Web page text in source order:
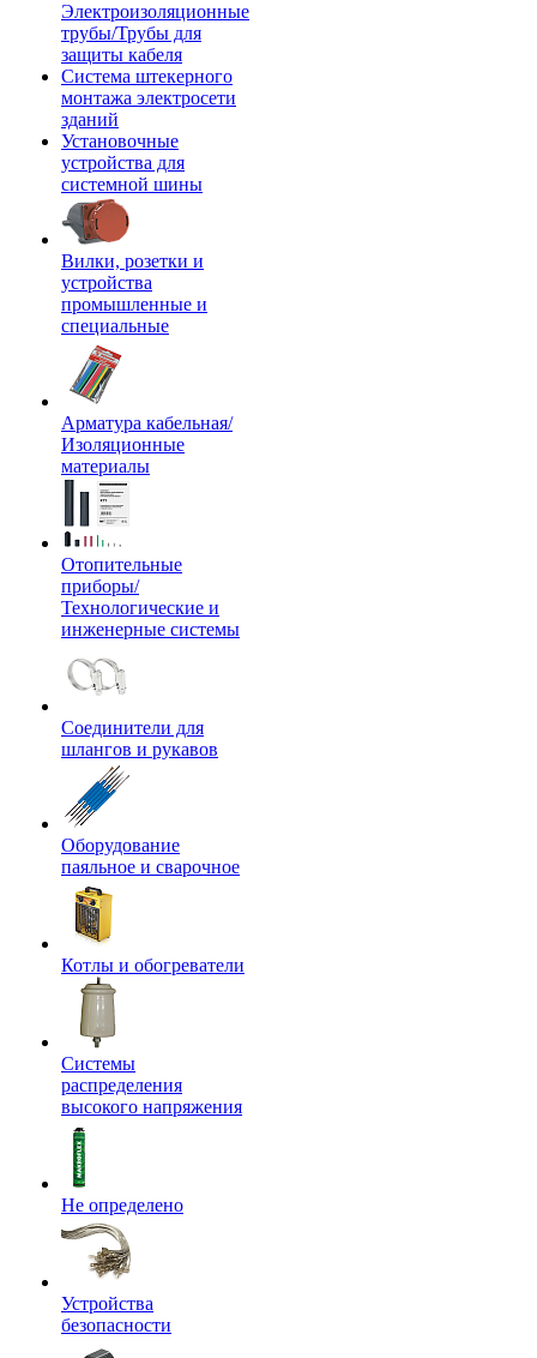
Электроизоляционные
трубы/Трубы для
защиты кабеля
Система штекерного
монтажа электросети
зданий
Установочные
устройства для
системной шины
Вилки, розетки и
устройства
промышленные и
специальные
Арматура кабельная/
Изоляционные
материалы
Отопительные
приборы/
Технологические и
инженерные системы
Соединители для
шлангов и рукавов
Оборудование
паяльное и сварочное
Котлы и обогреватели
Системы
распределения
высокого напряжения
Не определено
Устройства
безопасности